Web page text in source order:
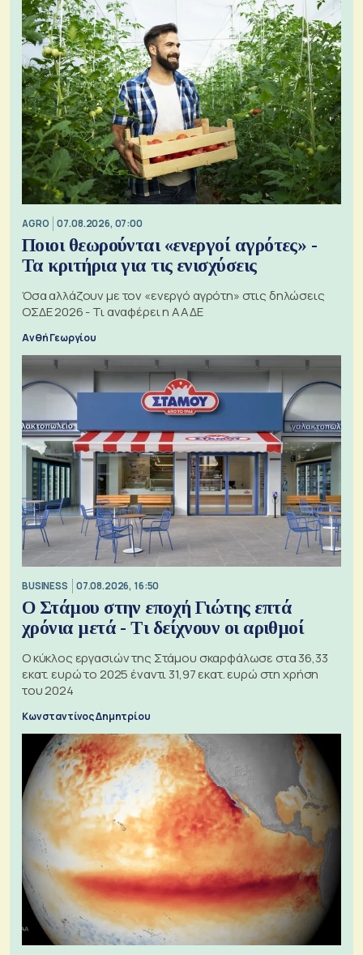
AGRO 07.08.2026, 07:00
Ποιοι θεωρούνται «ενεργοί αγρότες» -
Τα κριτήρια για τις ενισχύσεις
Όσα αλλάζουν με τον «ενεργό αγρότη» στις δηλώσεις
ΟΣΔΕ 2026 - Τι αναφέρει η ΑΑΔΕ
Ανθή Γεωργίου
BUSINESS 07.08.2026, 16:50
Ο Στάμου στην εποχή Γιώτης επτά
χρόνια μετά - Τι δείχνουν οι αριθμοί
Ο κύκλος εργασιών της Στάμου σκαρφάλωσε στα 36,33
εκατ. ευρώ το 2025 έναντι 31,97 εκατ. ευρώ στη χρήση
του 2024
Κωνσταντίνος Δημητρίου